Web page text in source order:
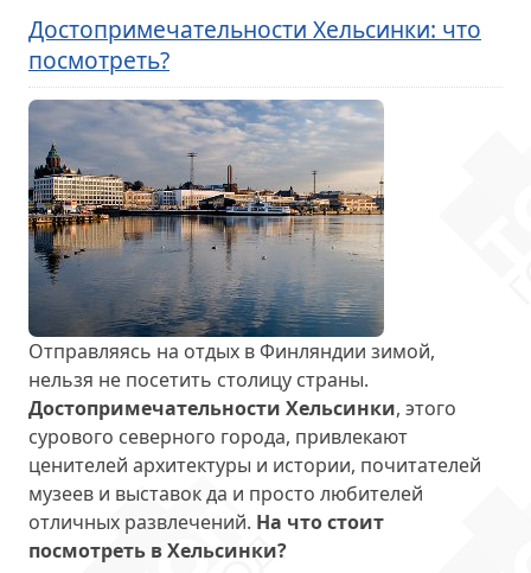
Достопримечательности Хельсинки: что
посмотреть?
Отправляясь на отдых в Финляндии зимой,
нельзя не посетить столицу страны.
Достопримечательности Хельсинки, этого
сурового северного города, привлекают
ценителей архитектуры и истории, почитателей
музеев и выставок да и просто любителей
отличных развлечений. На что стоит
посмотреть в Хельсинки?